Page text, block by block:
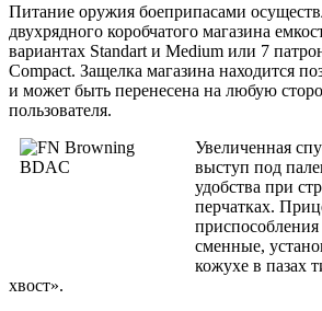
Питание оружия боеприпасами
двухрядного коробчатого магазина
вариантах Standart и Medium или 7
Compact. Защелка магазина находится
и может быть перенесена на любую
пользователя.
Увеличенная
выступ под
удобства при
перчатках.
сменные,
кожухе в пазах
хвост».